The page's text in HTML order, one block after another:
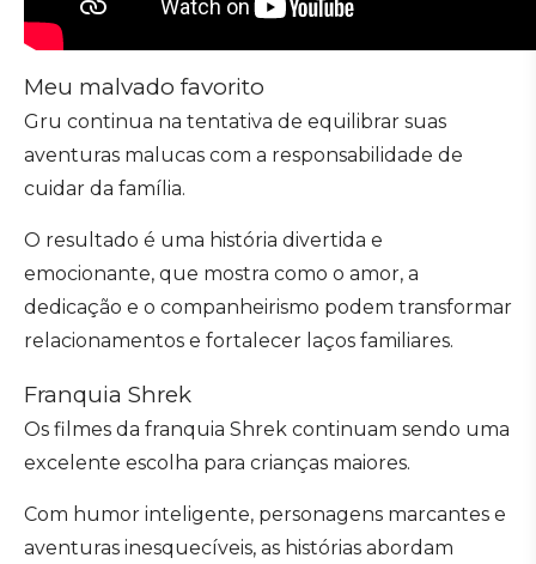
Meu malvado favorito
Gru continua na tentativa de equilibrar suas
aventuras malucas com a responsabilidade de
cuidar da família.
O resultado é uma história divertida e
emocionante, que mostra como o amor, a
dedicação e o companheirismo podem transformar
relacionamentos e fortalecer laços familiares.
Franquia Shrek
Os filmes da franquia Shrek continuam sendo uma
excelente escolha para crianças maiores.
Com humor inteligente, personagens marcantes e
aventuras inesquecíveis, as histórias abordam